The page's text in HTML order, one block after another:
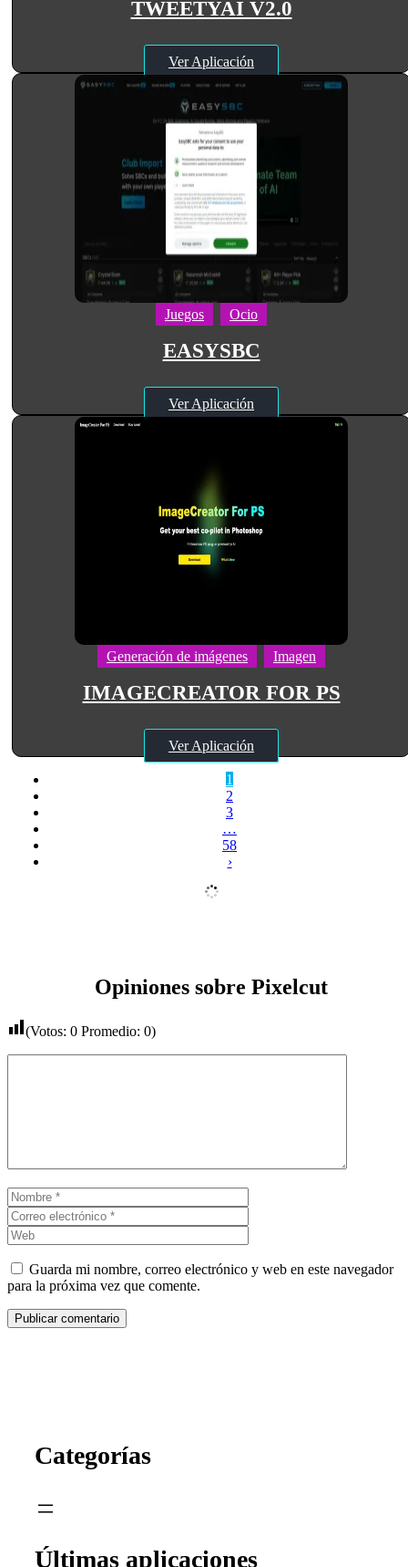
TWEETYAI V2.0
Ver Aplicación
Juegos Ocio
EASYSBC
Ver Aplicación
Generación de imágenes Imagen
IMAGECREATOR FOR PS
Ver Aplicación
1
2
3
…
58
›
Opiniones sobre Pixelcut
(Votos: 0 Promedio: 0)
Nombre
electrónico
Guarda mi nombre, correo electrónico y web en este navegador
para la próxima vez que comente.
Categorías
Últimas aplicaciones